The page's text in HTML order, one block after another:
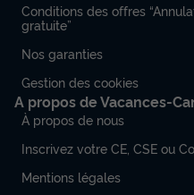
Conditions des offres
gratuite”
Nos garanties
Gestion des cookies
A propos de Vacances-
À propos de nous
Inscrivez votre CE, CSE ou
Mentions légales